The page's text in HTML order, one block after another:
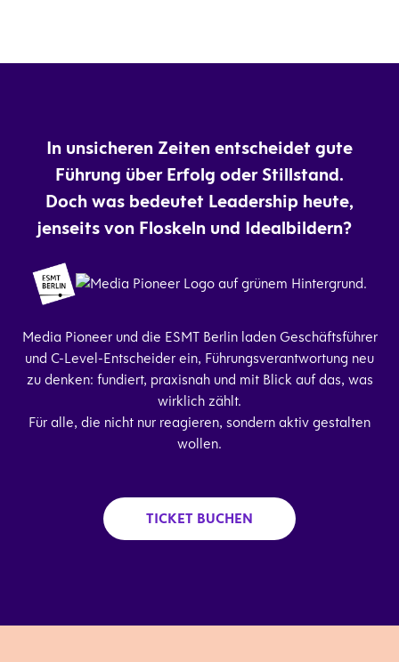
In unsicheren Zeiten entscheidet gute
Führung über Erfolg oder Stillstand.
Doch was bedeutet Leadership heute,
jenseits von Floskeln und Idealbildern?
Media Pioneer und die ESMT Berlin laden Geschäftsführer
und C-Level-Entscheider ein, Führungsverantwortung neu
zu denken: fundiert, praxisnah und mit Blick auf das, was
wirklich zählt.
Für alle, die nicht nur reagieren, sondern aktiv gestalten
wollen.
TICKET BUCHEN